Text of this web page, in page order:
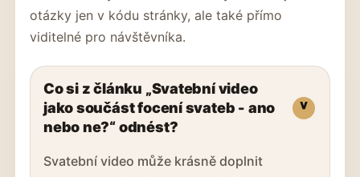
otázky jen v kódu stránky, ale také přímo
viditelné pro návštěvníka.
Co si z článku „Svatební video
jako součást focení svateb - ano
nebo ne?“ odnést?
Svatební video může krásně doplnit